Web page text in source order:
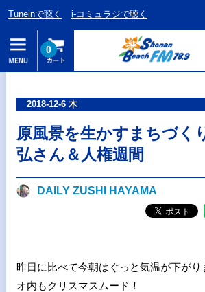
Tuneinで聴く i-コミュラジで聴く
0
2018-12-6 木
原風景を生かすまちづく
弘さん＆人権週間
DAILY ZUSHI HAYAMA
昨日に比べて今朝はぐっと気温が下がり
オ内もクリスマスムード！